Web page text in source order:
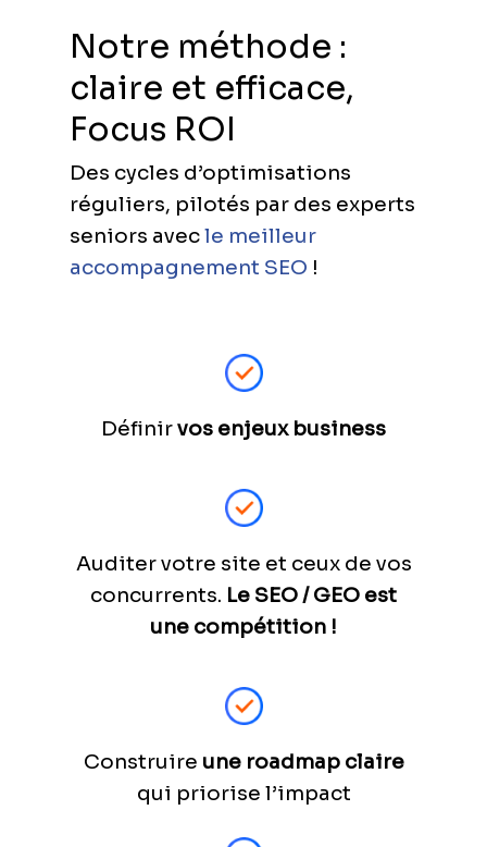
Notre méthode :
claire et efficace,
Focus ROI
Des cycles d’optimisations
réguliers, pilotés par des experts
seniors avecle meilleur
accompagnement SEO !
Définirvos enjeux business
Auditer votre site et ceux de vos
concurrents. Le SEO / GEO est
une compétition !
Construire une roadmap claire
qui priorise l’impact